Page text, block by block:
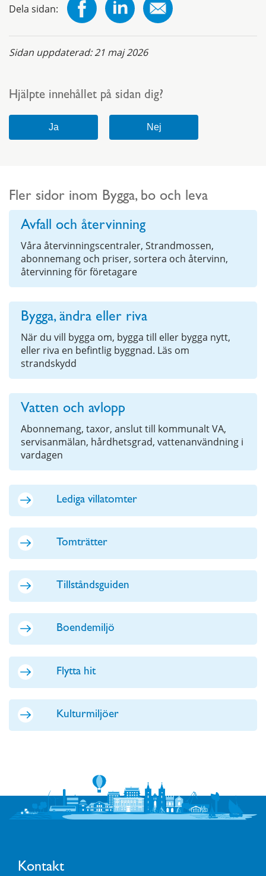
Dela sidan:
Sidan uppdaterad:21 maj 2026
Hjälpte innehållet på sidan dig?
Fler sidor inom Bygga, bo och leva
Avfall och återvinning
Våra återvinningscentraler, Strandmossen,
abonnemang och priser, sortera och återvinn,
återvinning för företagare
Bygga, ändra eller riva
När du vill bygga om, bygga till eller bygga nytt,
eller riva en befintlig byggnad. Läs om
strandskydd
Vatten och avlopp
Abonnemang, taxor, anslut till kommunalt VA,
servisanmälan, hårdhetsgrad, vattenanvändning i
vardagen
Lediga villatomter
Tomträtter
Tillståndsguiden
Boendemiljö
Flytta hit
Kulturmiljöer
Kontakt